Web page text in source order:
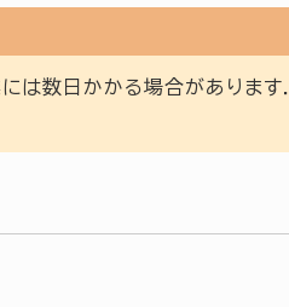
は数日かかる場合があります．